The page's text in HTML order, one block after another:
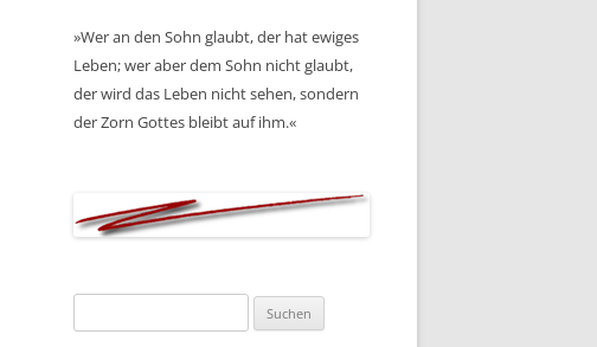
»Wer an den Sohn glaubt, der hat ewiges
Leben; wer aber dem Sohn nicht glaubt,
der wird das Leben nicht sehen, sondern
der Zorn Gottes bleibt auf ihm.«
nach: